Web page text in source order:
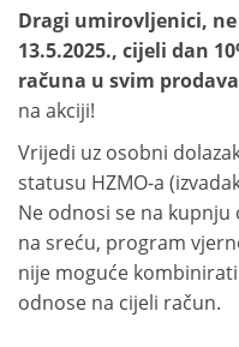
Dragi umirovljenici,
13.5.2025., cijeli dan
računa u svim
na akciji!
Vrijedi uz osobni
statusu HZMO-a
Ne odnosi se na
na sreću, program
nije moguće
odnose na cijeli račun.